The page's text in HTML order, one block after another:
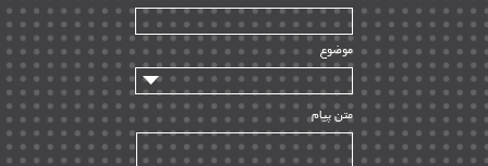
سازندگان و تامین کنندگان | ۱۰
تامین مالی و سرمایه گذاری | ۳۲
ماشین آلات
مدیریت پروژه
مدیریت دانش
موضوع
متن پیام